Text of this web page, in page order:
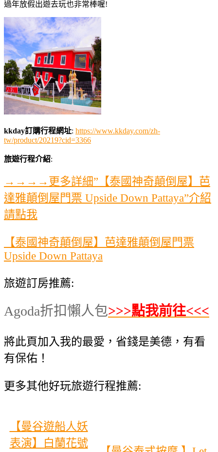
過年放假出遊去玩也非常棒喔!
kkday訂購行程網址: https://www.kkday.com/zh-
tw/product/20219?cid=3366
旅遊行程介紹:
→→→→更多詳細”【泰國神奇顛倒屋】芭
達雅顛倒屋門票 Upside Down Pattaya”介紹
請點我
【泰國神奇顛倒屋】芭達雅顛倒屋門票
Upside Down Pattaya
旅遊訂房推薦:
Agoda折扣懶人包>>>點我前往<<<
將此頁加入我的最愛，省錢是美德，有看
有保佑！
更多其他好玩旅遊行程推薦:
【曼谷遊船人妖
表演】白蘭花號